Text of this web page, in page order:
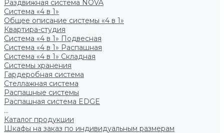
Раздвижная система NOVA
Система «4 в 1»
Общее описание системы «4 в 1»
Квартира-студия
Система «4 в 1» Подвесная
Система «4 в 1» Распашная
Система «4 в 1» Складная
Системы хранения
Гардеробная система
Стеллажная система
Распашные системы
Распашная система EDGE
...
Каталог продукции
Шкафы на заказ по индивидуальным размерам